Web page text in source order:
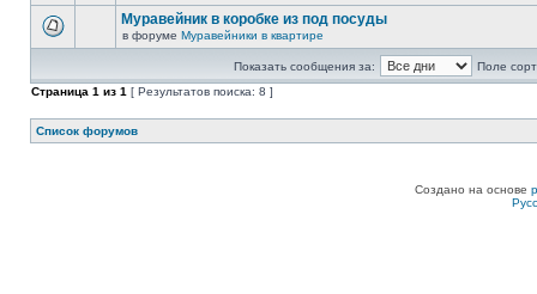
Муравейник в коробке из под посуды
в форуме Муравейники в квартире
Показать сообщения за:
Поле
Страница 1 из 1 [ Результатов поиска: 8 ]
Список форумов
Создано на основе